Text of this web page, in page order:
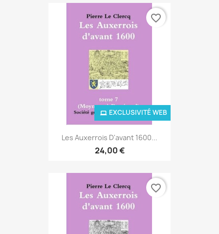
Les Auxerrois D'avant 1600...
24,00 €
EXCLUSIVITÉ WEB
favorite_border
favorite_border